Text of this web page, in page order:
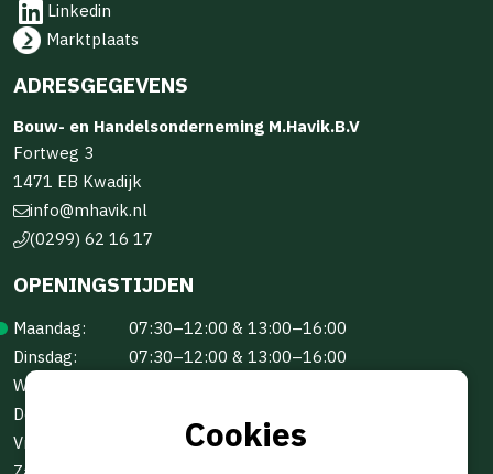
Linkedin
Marktplaats
ADRESGEGEVENS
Bouw- en Handelsonderneming M.Havik.B.V
Fortweg 3
1471 EB Kwadijk
info@mhavik.nl
(0299) 62 16 17
OPENINGSTIJDEN
Maandag:
07:30–12:00 & 13:00–16:00
Dinsdag:
07:30–12:00 & 13:00–16:00
Woensdag:
Donderdag:
Vrijdag:
07:30–12:00 & 13:00–16:00
Cookies